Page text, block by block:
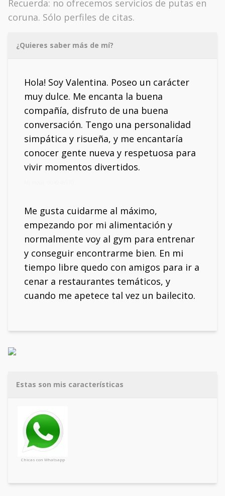
Recuerda: no ofrecemos servicios de putas en
coruna. Sólo perfiles de citas.
¿Quieres saber más de mí?
Hola! Soy Valentina. Poseo un carácter
muy dulce. Me encanta la buena
compañía, disfruto de una buena
conversación. Tengo una personalidad
simpática y risueña, y me encantaría
conocer gente nueva y respetuosa para
vivir momentos divertidos.
Me gusta cuidarme al máximo,
empezando por mi alimentación y
normalmente voy al gym para entrenar
y conseguir encontrarme bien. En mi
tiempo libre quedo con amigos para ir a
cenar a restaurantes temáticos, y
cuando me apetece tal vez un bailecito.
Estas son mis características
Chicas con Whatsapp